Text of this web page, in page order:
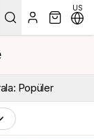
US
Popüler